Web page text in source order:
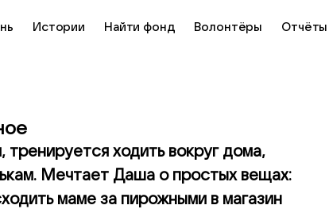
Истории Найти фонд Волонтёры Отчёты
ходить вокруг дома,
Мечтает Даша о простых вещах:
маме за пирожными в магазин